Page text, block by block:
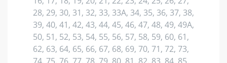
28, 29, 30, 31, 32, 33, 33А, 34, 35, 36, 37, 38,
39, 40, 41, 42, 43, 44, 45, 46, 47, 48, 49, 49А,
50, 51, 52, 53, 54, 55, 56, 57, 58, 59, 60, 61,
62, 63, 64, 65, 66, 67, 68, 69, 70, 71, 72, 73,